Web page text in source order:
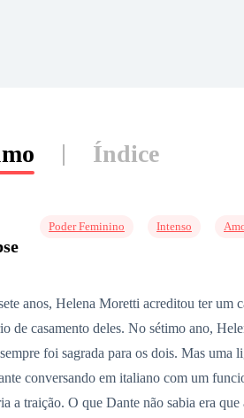
Índice
Poder Feminino Intenso
anos, Helena Moretti acreditou ter um
de casamento deles. No sétimo ano,
foi sagrada para os dois. Mas
conversando em italiano com um
a traição. O que Dante não sabia era